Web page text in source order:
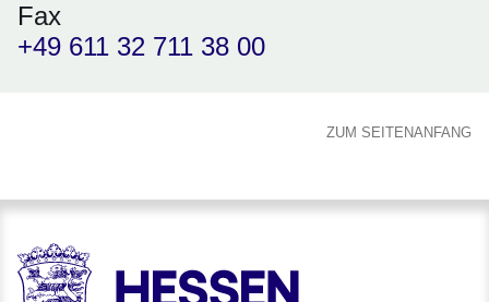
Fax
+49 611 32 711 38 00
ZUM SEITENANFANG